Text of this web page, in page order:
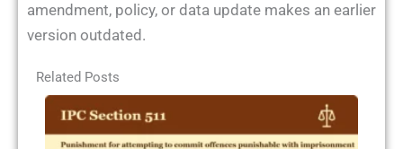
amendment, policy, or data update makes an earlier
version outdated.
Related Posts